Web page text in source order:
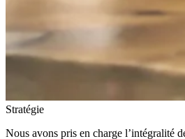
Stratégie
Nous avons pris en charge l’intégralité